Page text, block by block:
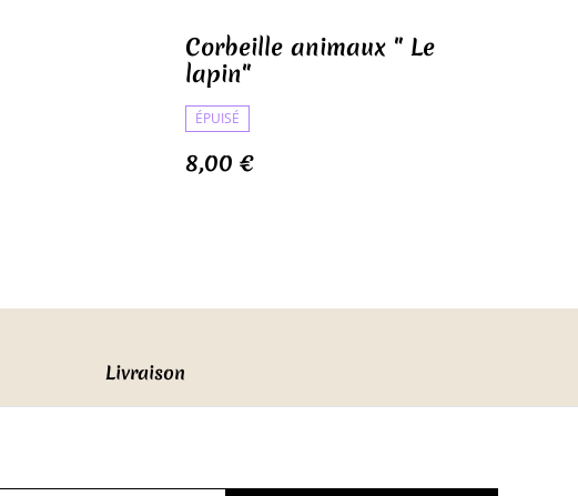
Corbeille animaux " Le
lapin"
ÉPUISÉ
8,00 €
Livraison